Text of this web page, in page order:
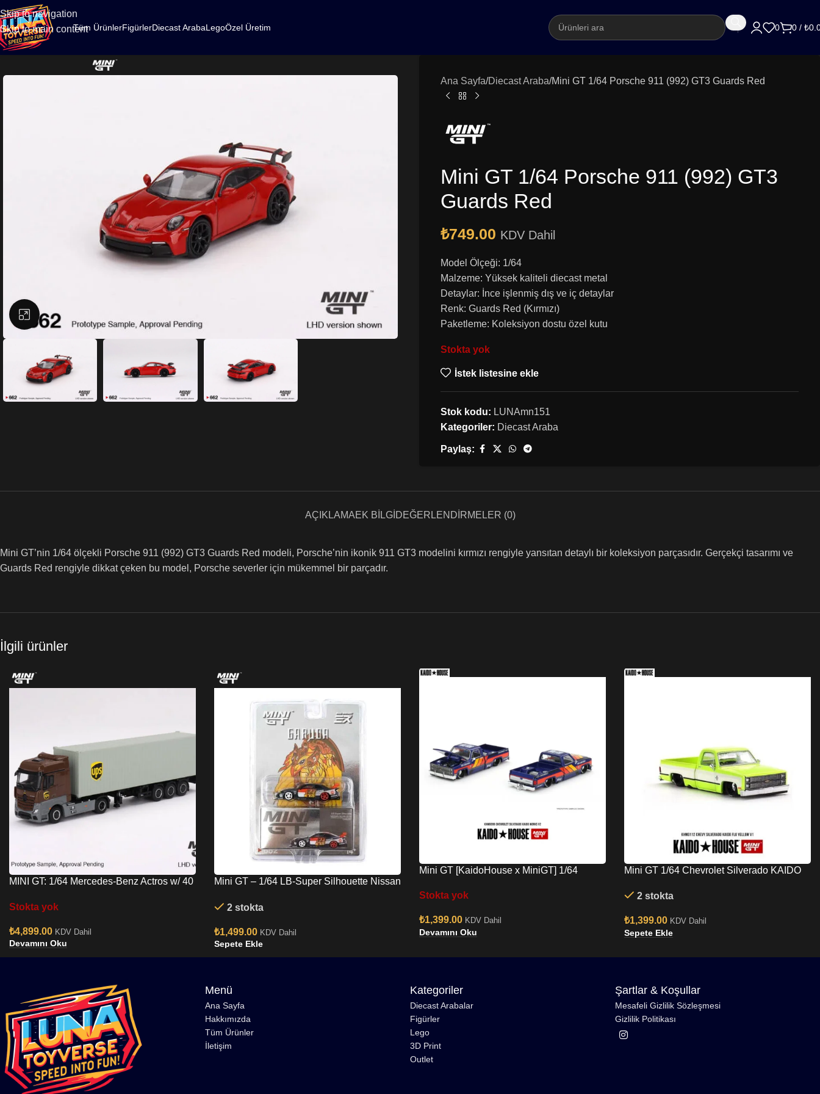
Skip to navigation
Skip to main contentTüm ÜrünlerFigürlerDiecast ArabaLegoÖzel Üretim 0 0 / ₺
Büyütmek için tıklayın
Ana Sayfa Diecast Araba Mini GT 1/64 Porsche 911 (992) GT3 Guards Red
Mini GT 1/64 Porsche 911 (992) GT3
Guards Red
₺749.00 KDV Dahil
Model Ölçeği: 1/64
Malzeme: Yüksek kaliteli diecast metal
Detaylar: İnce işlenmiş dış ve iç detaylar
Renk: Guards Red (Kırmızı)
Paketleme: Koleksiyon dostu özel kutu
Stokta yok
İstek listesine ekle
Stok kodu: LUNAmn151
Kategoriler: Diecast Araba
Paylaş:
AÇIKLAMAEK BILGI DEĞERLENDIRMELER (0)
Mini GT’nin 1/64 ölçekli Porsche 911 (992) GT3 Guards Red modeli, Porsche’nin ikonik 911 GT3 modelini kırmızı rengiyle yansıtan detaylı bir koleksiyon parçasıdır. Gerçekçi tasarımı ve
Guards Red rengiyle dikkat çeken bu model, Porsche severler için mükemmel bir parçadır.
İlgili ürünler
MINI GT: 1/64 Mercedes-Benz Actros w/ 40
Stokta yok
₺4,899.00 KDV Dahil
Devamını Oku
Mini GT – 1/64 LB-Super Silhouette Nissan
Diecast MGT00652
2 stokta
₺1,499.00 KDV Dahil
Sepete Ekle
Mini GT [KaidoHouse x MiniGT] 1/64
Stokta yok
₺1,399.00 KDV Dahil
Devamını Oku
Mini GT 1/64 Chevrolet Silverado KAIDO
2 stokta
₺1,399.00 KDV Dahil
Sepete Ekle
Menü
Ana Sayfa
Hakkımızda
Tüm Ürünler
İletişim
Kategoriler
Diecast Arabalar
Figürler
Lego
3D Print
Outlet
Şartlar & Koşullar
Mesafeli Gizlilik Sözleşmesi
Gizlilik Politikası